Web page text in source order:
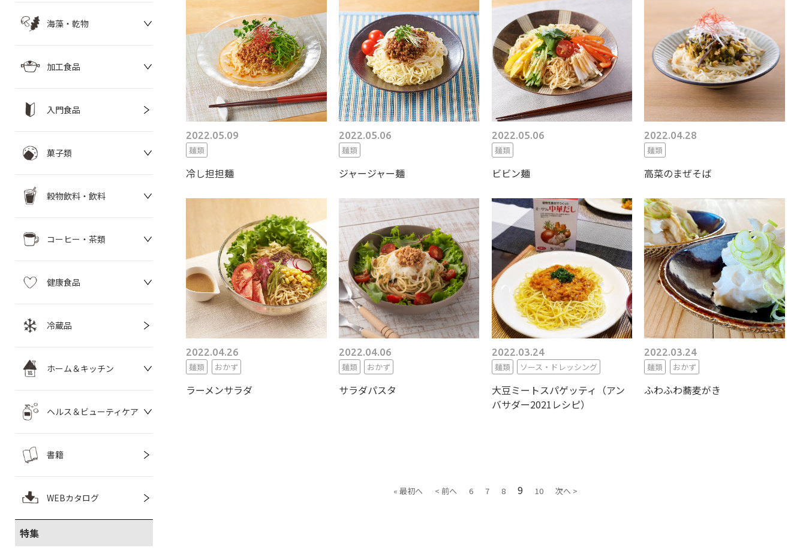
海藻・乾物
加工食品
入門食品
菓子類
穀物飲料・飲料
コーヒー・茶類
健康食品
冷蔵品
ホーム＆キッチン
ヘルス＆ビューティケア
書籍
WEBカタログ
特集
2022.05.09
麺類
冷し担担麺
2022.05.06
麺類
ジャージャー麺
2022.05.06
麺類
ビビン麺
2022.04.28
麺類
高菜のまぜそば
2022.04.26
麺類
おかず
ラーメンサラダ
2022.04.06
麺類
おかず
サラダパスタ
2022.03.24
麺類
ソース・ドレッシング
大豆ミートスパゲッティ（アン
バサダー2021レシピ）
2022.03.24
麺類
おかず
ふわふわ蕎麦がき
« 最初へ < 前へ 6 7 8 9 10 次へ >